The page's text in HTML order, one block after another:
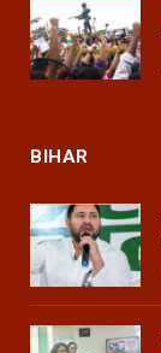
BIHAR